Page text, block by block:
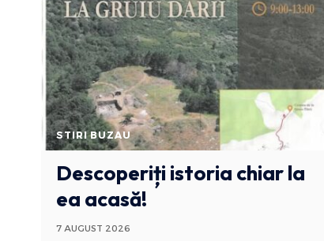
STIRI BUZAU
Descoperiți istoria chiar la
ea acasă!
7 AUGUST 2026